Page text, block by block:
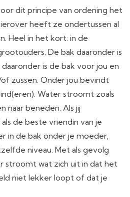
dit principe van ordening het
heeft ze ondertussen al
Heel in het kort: in de
De bak daaronder is
is de bak voor jou en
zussen. Onder jou bevindt
Water stroomt zoals
naar beneden. Als jij
de beste vriendin van je
in de bak onder je moeder,
niveau. Met als gevolg
stroomt wat zich uit in dat het
niet lekker loopt of dat je